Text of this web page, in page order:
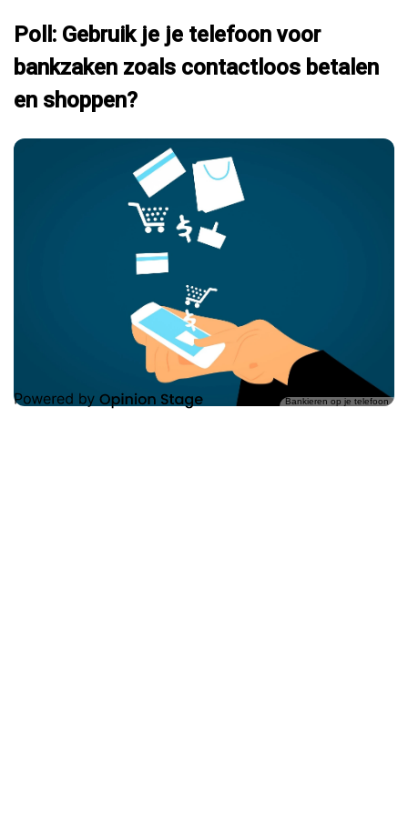
Poll: Gebruik je je telefoon voor
bankzaken zoals contactloos betalen
en shoppen?
Bankieren op je telefoon